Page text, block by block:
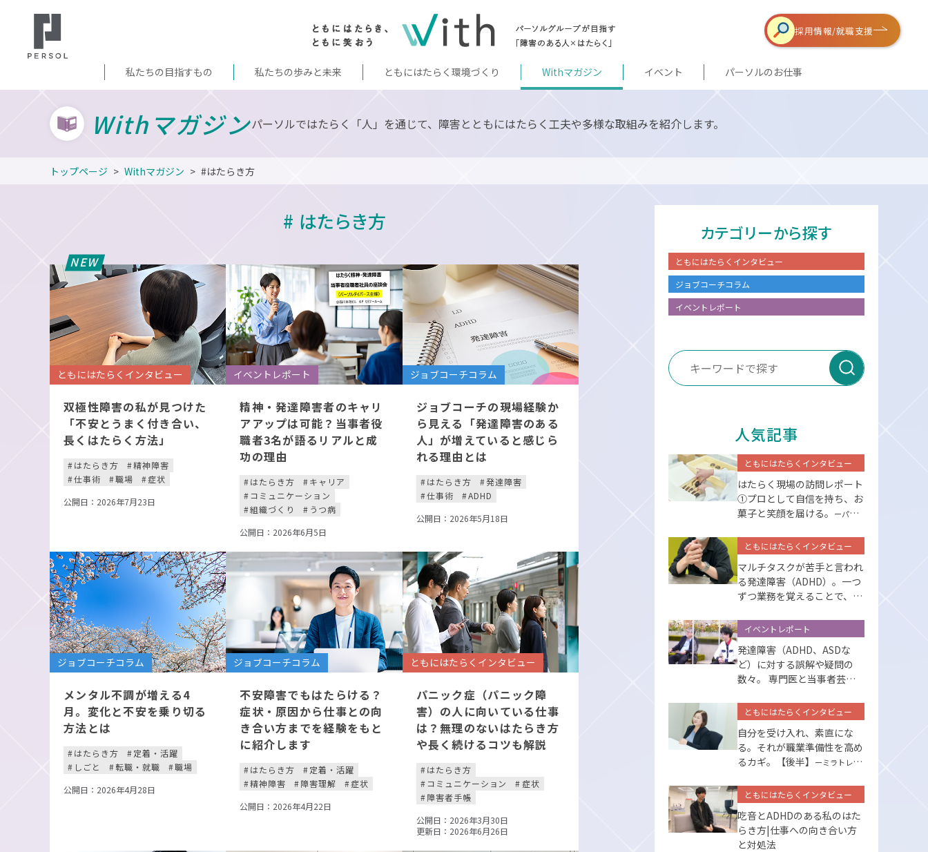
私たちの目指すもの 私たちの歩みと未来 ともにはたらく環境づくり Withマガジン イベント パーソルのお仕事
採用情報/就職支援
Withマガジンパーソルではたらく「人」を通じて、障害とともにはたらく工夫や多様な取組みを紹介します。
トップページ Withマガジン #はたらき方
# はたらき方
ともにはたらくインタビュー
双極性障害の私が見つけた
「不安とうまく付き合い、
長くはたらく方法」
はたらき方
精神障害
仕事術
職場
症状
公開日：2026年7月23日
イベントレポート
精神・発達障害者のキャリ
アアップは可能？当事者役
職者3名が語るリアルと成
功の理由
はたらき方
キャリア
コミュニケーション
組織づくり
うつ病
公開日：2026年6月5日
ジョブコーチコラム
ジョブコーチの現場経験か
ら見える「発達障害のある
人」が増えていると感じら
れる理由とは
はたらき方
発達障害
仕事術
ADHD
公開日：2026年5月18日
ジョブコーチコラム
メンタル不調が増える4
月。変化と不安を乗り切る
方法とは
はたらき方
定着・活躍
しごと
転職・就職
職場
公開日：2026年4月28日
ジョブコーチコラム
不安障害でもはたらける？
症状・原因から仕事との向
き合い方までを経験をもと
に紹介します
はたらき方
定着・活躍
精神障害
障害理解
症状
公開日：2026年4月22日
ともにはたらくインタビュー
パニック症（パニック障
害）の人に向いている仕事
は？無理のないはたらき方
や長く続けるコツも解説
はたらき方
コミュニケーション
症状
障害者手帳
公開日：2026年3月30日
更新日：2026年6月26日
カテゴリーから探す
ともにはたらくインタビュー
ジョブコーチコラム
イベントレポート
人気記事
ともにはたらくインタビュー
はたらく現場の訪問レポート
①プロとして⾃信を持ち、お
菓⼦と笑顔を届ける。
ーパーソ
ともにはたらくインタビュー
マルチタスクが苦手と言われ
る発達障害（ADHD）。一つ
ずつ業務を覚えることで、克
イベントレポート
発達障害（ADHD、ASDな
ど）に対する誤解や疑問の
数々。 専門医と当事者芸人
ともにはたらくインタビュー
自分を受け入れ、素直にな
る。それが職業準備性を高め
るカギ。【後半】
ーミラトレの
ともにはたらくインタビュー
吃音とADHDのある私のはた
らき方|仕事への向き合い方
と対処法